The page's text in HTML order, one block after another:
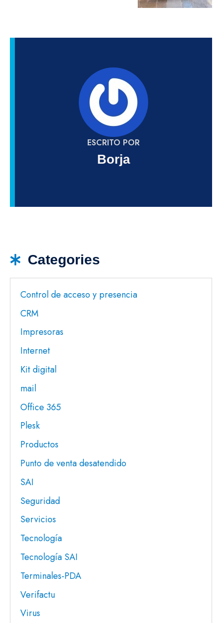
ESCRITO POR
Borja
Categories
Control de acceso y presencia
CRM
Impresoras
Internet
Kit digital
mail
Office 365
Plesk
Productos
Punto de venta desatendido
SAI
Seguridad
Servicios
Tecnología
Tecnología SAI
Terminales-PDA
Verifactu
Virus